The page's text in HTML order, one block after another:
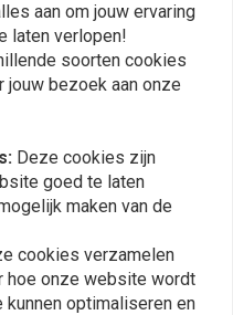
(0 beoordelingen)
aan om jouw ervaring
laten verlopen!
soorten cookies
bezoek aan onze
Deze cookies zijn
goed te laten
maken van de
cookies verzamelen
hoe onze website wordt
optimaliseren en